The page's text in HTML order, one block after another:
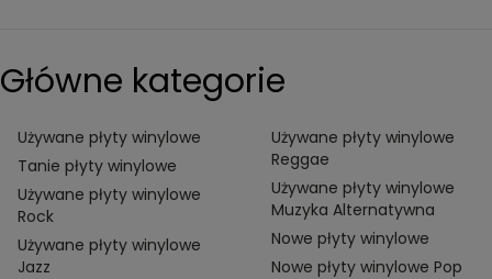
Główne kategorie
Używane płyty winylowe
Tanie płyty winylowe
Używane płyty winylowe
Rock
Używane płyty winylowe
Jazz
Używane płyty winylowe
Reggae
Używane płyty winylowe
Muzyka Alternatywna
Nowe płyty winylowe
Nowe płyty winylowe Pop